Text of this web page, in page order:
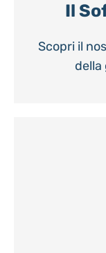
Il
Scopri il
della